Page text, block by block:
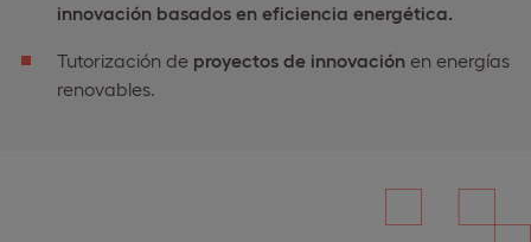
innovación basados en eficiencia energética.
Tutorización de proyectos de innovación en energías
renovables.